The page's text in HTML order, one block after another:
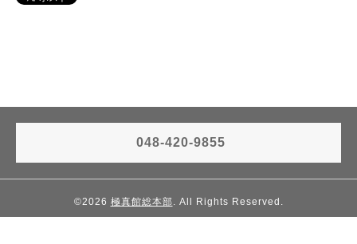
048-420-9855
©2026 極真館総本部. All Rights Reserved.